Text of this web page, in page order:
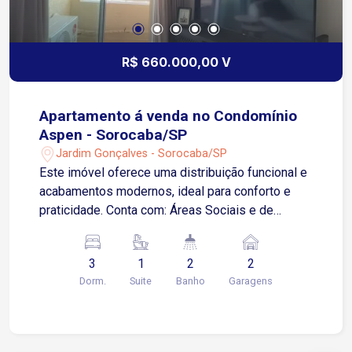
R$ 660.000,00 V
Apartamento á venda no Condomínio
Aspen - Sorocaba/SP
Jardim Gonçalves - Sorocaba/SP
Este imóvel oferece uma distribuição funcional e
acabamentos modernos, ideal para conforto e
praticidade. Conta com: Áreas Sociais e de
sanca de gesso e ar-condicionado na sala de
estar. Inclui um espaço para bar. Cozinha e Área
de Serviço: Ambas com armários modulados,
3
Dorm.
1
Suite
2
Banho
2
Garagens